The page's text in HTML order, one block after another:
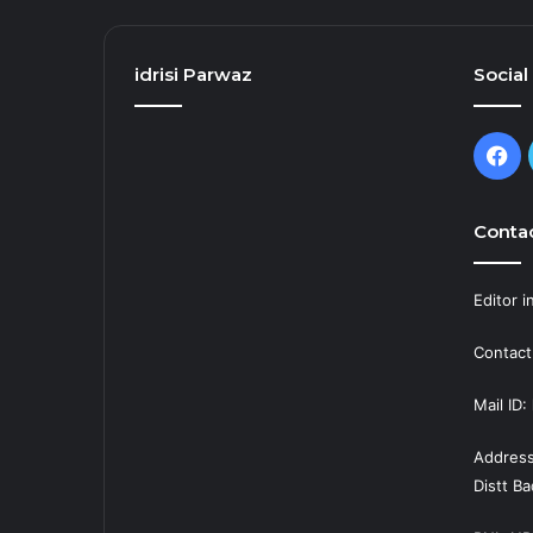
idrisi Parwaz
Editor
Mail ID:
Distt